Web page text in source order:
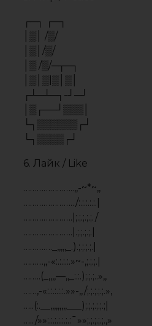
……..(_,,,,—,,_:.:.);.;.;..»,,
……,-«:.:.:.:.:.»»-,,/;.;.;.;.;.»,
…..(:.__,,,,,,,,,___);.;.;.;.;.;|
…../»»:.:.:.:.:.:.:¯»»;.;.;.;.;.,»
….»,__,,,,,,,,,,,__/;;;;;;;;;/
……::.:.:.:.:.:.:.;.);;;;;;;;;/:
…….,,,,,—~~~~;;;;;;;;,»::::
……….»»»~~—,,,,,,,,,,-«::::::::::